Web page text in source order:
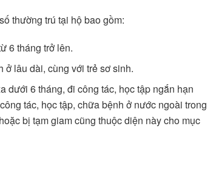
thường trú tại hộ bao gồm:
6 tháng trở lên.
lâu dài, cùng với trẻ sơ sinh.
dưới 6 tháng, đi công tác, học tập ngắn hạn
tác, học tập, chữa bệnh ở nước ngoài trong
bị tạm giam cũng thuộc diện này cho mục